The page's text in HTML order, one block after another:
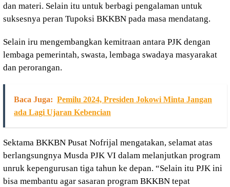
dan materi. Selain itu untuk berbagi pengalaman untuk
suksesnya peran Tupoksi BKKBN pada masa mendatang.
Selain iru mengembangkan kemitraan antara PJK dengan
lembaga pemerintah, swasta, lembaga swadaya masyarakat
dan perorangan.
Baca Juga: Pemilu 2024, Presiden Jokowi Minta Jangan
ada Lagi Ujaran Kebencian
Sektama BKKBN Pusat Nofrijal mengatakan, selamat atas
berlangsungnya Musda PJK VI dalam melanjutkan program
unruk kepengurusan tiga tahun ke depan. “Selain itu PJK ini
bisa membantu agar sasaran program BKKBN tepat